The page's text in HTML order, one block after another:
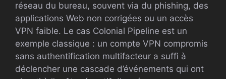
réseau du bureau, souvent via du phishing, des
applications Web non corrigées ou un accès
VPN faible. Le cas Colonial Pipeline est un
exemple classique : un compte VPN compromis
sans authentification multifacteur a suffi à
déclencher une cascade d’événements qui ont